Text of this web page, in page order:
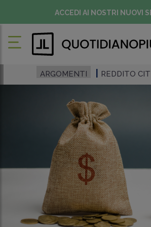
ACCEDI AI NOSTRI NUOVI
ARGOMENTI REDDITO